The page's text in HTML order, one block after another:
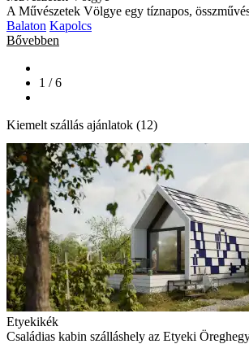
A Művészetek Völgye egy tíznapos,
Balaton Kapolcs
Bővebben
1 / 6
Kiemelt szállás ajánlatok (12)
Etyekikék
Családias kabin szálláshely az Etyeki